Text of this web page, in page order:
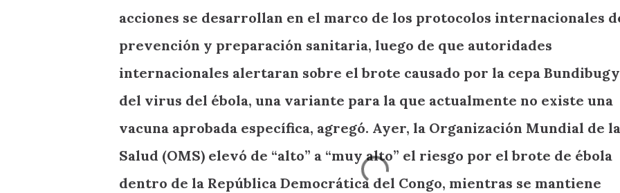
acciones se desarrollan en el marco de los protocolos internacionales
prevención y preparación sanitaria, luego de que autoridades
internacionales alertaran sobre el brote causado por la cepa
del virus del ébola, una variante para la que actualmente no existe una
vacuna aprobada específica, agregó. Ayer, la Organización Mundial de la
Salud (OMS) elevó de “alto” a “muy alto” el riesgo por el brote de ébola
dentro de la República Democrática del Congo, mientras se mantiene